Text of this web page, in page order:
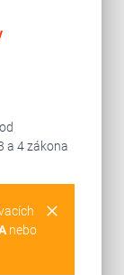
a 4 zákona
clear
nebo